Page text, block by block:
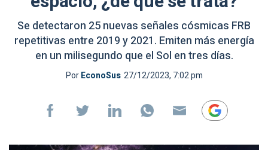
Se detectaron 25 nuevas señales cósmicas FRB
repetitivas entre 2019 y 2021. Emiten más energía
en un milisegundo que el Sol en tres días.
PorEconoSus 27/12/2023, 7:02 pm